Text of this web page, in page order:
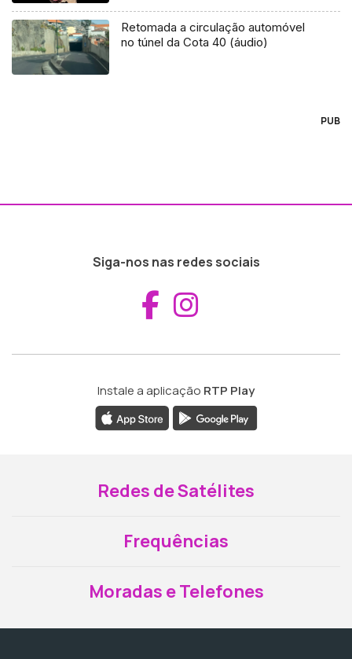
Retomada a circulação automóvel
no túnel da Cota 40 (áudio)
PUB
Siga-nos nas redes sociais
Aceder ao
Instale a aplicação RTP Play
Redes de Satélites
Frequências
Moradas e Telefones